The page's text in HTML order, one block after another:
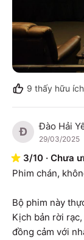
9 thấy hữu ích
Đ Đào Hải
29/03/2025
3/10 · Chưa
Phim chán,
Bộ phim này
Kịch bản rời
đồng cảm với